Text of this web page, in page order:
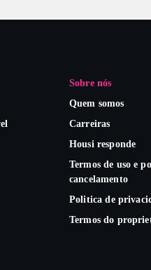
Sobre nós
Quem somos
Carreiras
Housi responde
Termos de uso e
cancelamento
Politica de
Termos do